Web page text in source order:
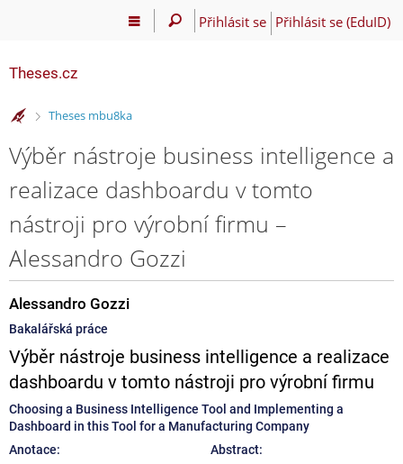
Přihlásit se Přihlásit se (EduID)
Theses.cz
>
Theses mbu8ka
Výběr nástroje business intelligence a
realizace dashboardu v tomto
nástroji pro výrobní firmu –
Alessandro Gozzi
Alessandro Gozzi
Bakalářská práce
Výběr nástroje business intelligence a realizace
dashboardu v tomto nástroji pro výrobní firmu
Choosing a Business Intelligence Tool and Implementing a
Dashboard in this Tool for a Manufacturing Company
Anotace:
Abstract: